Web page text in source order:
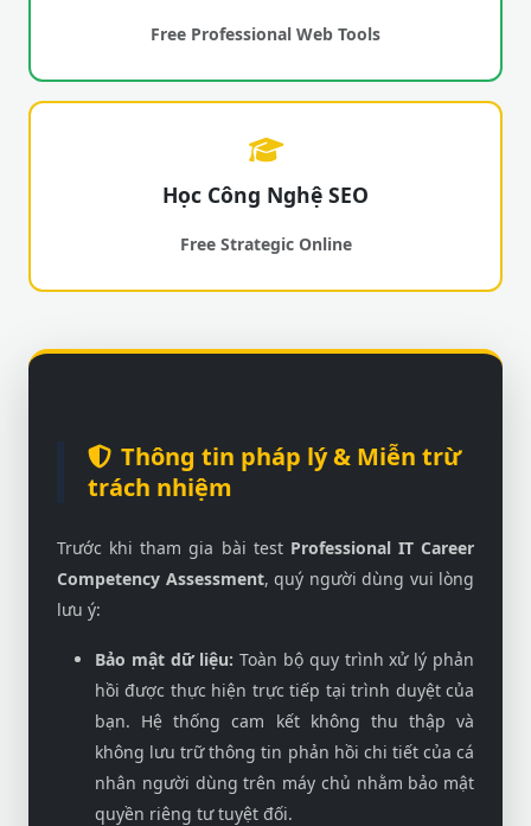
Free Professional Web Tools
Học Công Nghệ SEO
Free Strategic Online
Thông tin pháp lý & Miễn trừ
trách nhiệm
Trước khi tham gia bài test Professional IT Career
Competency Assessment, quý người dùng vui lòng
lưu ý:
Bảo mật dữ liệu: Toàn bộ quy trình xử lý phản
hồi được thực hiện trực tiếp tại trình duyệt của
bạn. Hệ thống cam kết không thu thập và
không lưu trữ thông tin phản hồi chi tiết của cá
nhân người dùng trên máy chủ nhằm bảo mật
quyền riêng tư tuyệt đối.